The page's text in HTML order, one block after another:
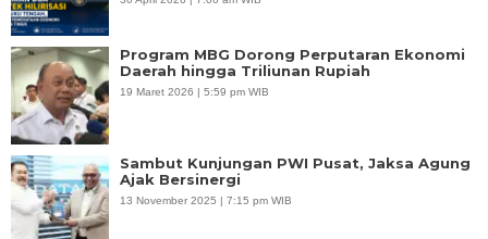
Program MBG Dorong Perputaran Ekonomi
Daerah hingga Triliunan Rupiah
19 Maret 2026 | 5:59 pm WIB
Sambut Kunjungan PWI Pusat, Jaksa Agung
Ajak Bersinergi
13 November 2025 | 7:15 pm WIB